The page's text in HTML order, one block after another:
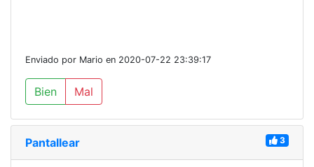
Enviado por Mario en 2020-07-22 23:39:17
Bien Mal
Pantallear 3